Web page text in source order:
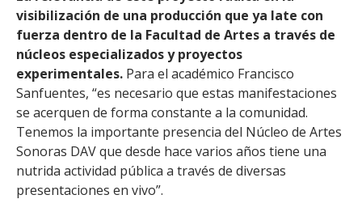
visibilización de una producción que ya late con
fuerza dentro de la Facultad de Artes a través de
núcleos especializados y proyectos
experimentales. Para el académico Francisco
Sanfuentes, “es necesario que estas manifestaciones
se acerquen de forma constante a la comunidad.
Tenemos la importante presencia del Núcleo de Artes
Sonoras DAV que desde hace varios años tiene una
nutrida actividad pública a través de diversas
presentaciones en vivo”.